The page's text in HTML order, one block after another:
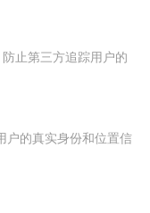
止第三方追踪用户的
户的真实身份和位置信